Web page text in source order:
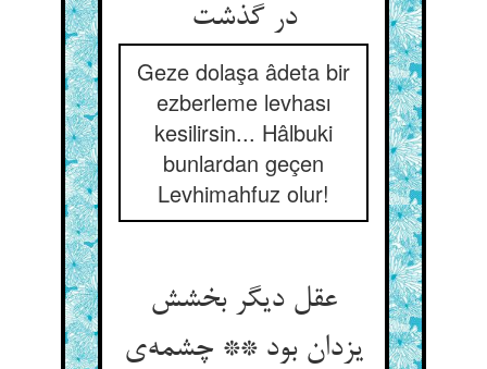
در گذشت
Geze dolaşa âdeta bir
ezberleme levhası
kesilirsin... Hâlbuki
bunlardan geçen
Levhimahfuz olur!
عقل دیگر بخشش
یزدان بود ** چشمه‌ی